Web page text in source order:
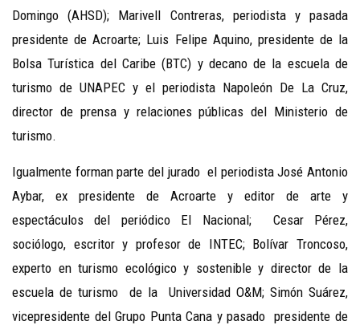
Domingo (AHSD); Marivell Contreras, periodista y pasada
presidente de Acroarte; Luis Felipe Aquino, presidente de la
Bolsa Turística del Caribe (BTC) y decano de la escuela de
turismo de UNAPEC y el periodista Napoleón De La Cruz,
director de prensa y relaciones públicas del Ministerio de
turismo.
Igualmente forman parte del jurado el periodista José Antonio
Aybar, ex presidente de Acroarte y editor de arte y
espectáculos del periódico El Nacional; Cesar Pérez,
sociólogo, escritor y profesor de INTEC; Bolívar Troncoso,
experto en turismo ecológico y sostenible y director de la
escuela de turismo de la Universidad O&M; Simón Suárez,
vicepresidente del Grupo Punta Cana y pasado presidente de